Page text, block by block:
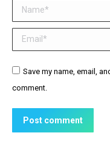
Name *
Email *
Website
Save my name, email,
comment.
Post comment